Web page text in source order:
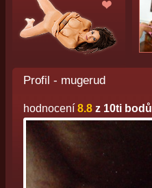
Profil - mugerud
hodnocení8.8z 10ti bodů